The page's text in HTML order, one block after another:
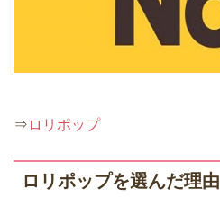
⇒ ロリポップ
ロリポップを選んだ理由